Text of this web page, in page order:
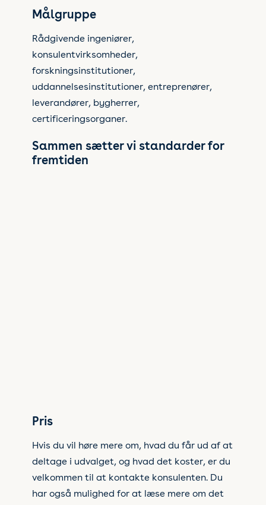
Målgruppe
Rådgivende ingeniører,
konsulentvirksomheder,
forskningsinstitutioner,
uddannelsesinstitutioner, entreprenører,
leverandører, bygherrer,
certificeringsorganer.
Sammen sætter vi standarder for
fremtiden
Pris
Hvis du vil høre mere om, hvad du får ud af at
deltage i udvalget, og hvad det koster, er du
velkommen til at kontakte konsulenten. Du
har også mulighed for at læse mere om det